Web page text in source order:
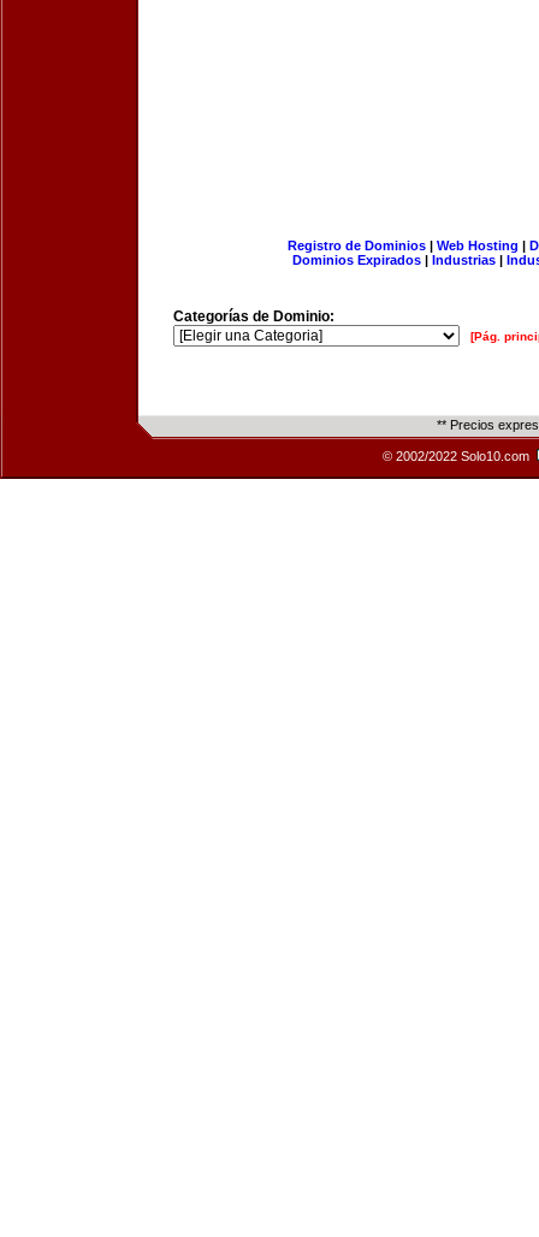
Registro de Dominios| Web Hosting |
Dominios Expirados | Industrias |
Categorías de Dominio:
[Pág.
** Precios
© 2002/2022 Solo10.com